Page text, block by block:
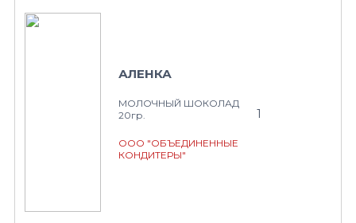
АЛЕНКА
МОЛОЧНЫЙ ШОКОЛАД
20гр.
ООО "ОБЪЕДИНЕННЫЕ
КОНДИТЕРЫ"
1